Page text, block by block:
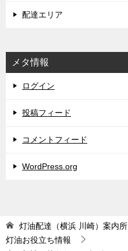
配達エリア
メタ情報
ログイン
投稿フィード
コメントフィード
WordPress.org
灯油配達（横浜 川崎）案内所
灯油お役立ち情報